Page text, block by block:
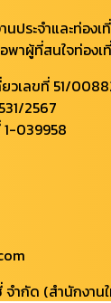
นประจำและท่อ
อพาผู้ที่สนใจท่อ
วเลขที่ 51/
2567
039958
จำกัด (สำนักงา